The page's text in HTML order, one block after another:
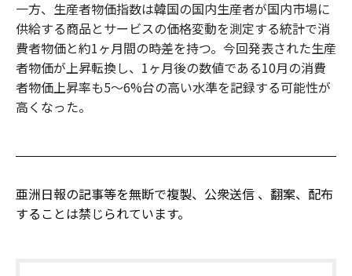
一方、生産者物価指数は韓国の国内生産者が国内市場に
供給する商品とサービスの価格変動を測定する統計で消
費者物価と約1ヶ月間の時差を持つ。今回発表された生産
者物価が上昇転換し、1ヶ月後の数値である10月の消費
者物価上昇率も5～6%台の高い水準を記録する可能性が
高くなった。
亜洲日報の記事等を無断で複製、公衆送信 、翻案、配布
することは禁じられています。